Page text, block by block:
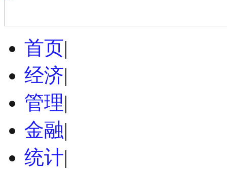
首页|
经济|
管理|
金融|
统计|